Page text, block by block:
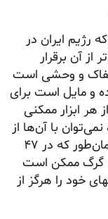
رژیم ایران در
آن برقرار
و وحشی است
و مایل است برای
هر ابزار ممکنی
با آن‌ها از
در منطق درآمد یا به آن‌ها اعتماد کرد، همان‌طور که در ۴۷
گرگ ممکن است
خود را هرگز از